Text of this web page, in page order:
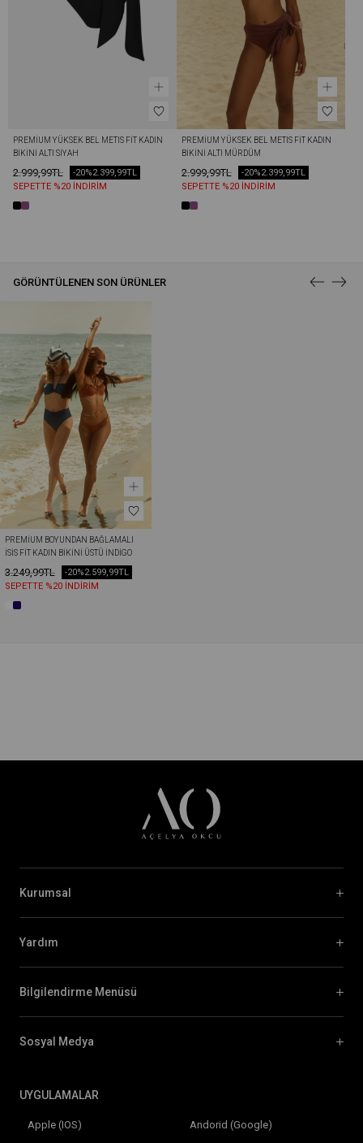
GÖRÜNTÜLENEN SON ÜRÜNLER
PREMIUM BOYUNDAN BAĞLAMALI
İSİS FIT KADIN BIKINI ÜSTÜ İNDIGO
3.249,99TL 2.599,99TL
-20%
SEPETTE %20 İNDİRİM
PREMIUM YÜKSEK BEL METIS FIT KADIN
BIKINI ALTI SIYAH
2.999,99TL 2.399,99TL
-20%
SEPETTE %20 İNDİRİM
PREMIUM YÜKSEK BEL METIS FIT KADIN
BIKINI ALTI MÜRDÜM
2.999,99TL 2.399,99TL
-20%
SEPETTE %20 İNDİRİM
Kurumsal
Yardım
Bilgilendirme Menüsü
Sosyal Medya
UYGULAMALAR
Apple (IOS) Andorid (Google)